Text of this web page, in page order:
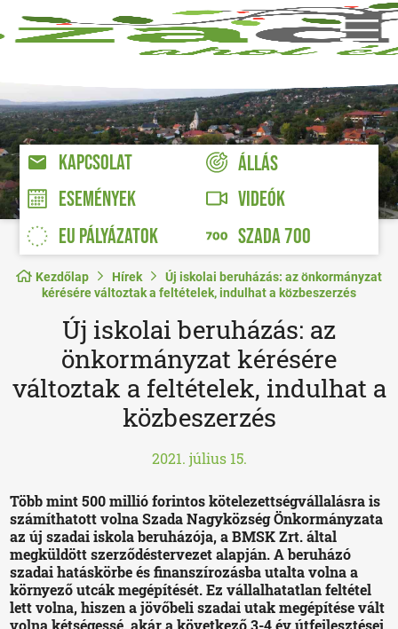
KAPCSOLAT
ÁLLÁS
ESEMÉNYEK
VIDEÓK
EU PÁLYÁZATOK
SZADA 700
Kezdőlap Hírek
Új iskolai beruházás: az önkormányzat
kérésére változtak a feltételek, indulhat a közbeszerzés
Új iskolai beruházás: az
önkormányzat kérésére
változtak a feltételek, indulhat a
közbeszerzés
2021. július 15.
Több mint 500 millió forintos kötelezettségvállalásra is
számíthatott volna Szada Nagyközség Önkormányzata
az új szadai iskola beruházója, a BMSK Zrt. által
megküldött szerződéstervezet alapján. A beruházó
szadai hatáskörbe és finanszírozásba utalta volna a
környező utcák megépítését. Ez vállalhatatlan feltétel
lett volna, hiszen a jövőbeli szadai utak megépítése vált